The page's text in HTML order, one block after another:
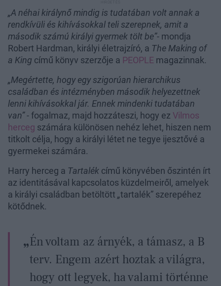
„A néhai királynő mindig is tudatában volt annak a
rendkívüli és kihívásokkal teli szerepnek, amit a
második számú királyi gyermek tölt be”- mondja
Robert Hardman, királyi életrajzíró, a The Making of
a King című könyv szerzője a PEOPLE magazinnak.
„Megértette, hogy egy szigorúan hierarchikus
családban és intézményben második helyezettnek
lenni kihívásokkal jár. Ennek mindenki tudatában
van”- fogalmaz, majd hozzáteszi, hogy ez Vilmos
herceg számára különösen nehéz lehet, hiszen nem
titkolt célja, hogy a királyi létet ne tegye ijesztővé a
gyermekei számára.
Harry herceg a Tartalék című könyvében őszintén írt
az identitásával kapcsolatos küzdelmeiről, amelyek
a királyi családban betöltött „tartalék” szerepéhez
kötődnek.
Én voltam az árnyék, a támasz, a B
terv. Engem azért hoztak a világra,
hogy ott legyek, ha valami történne